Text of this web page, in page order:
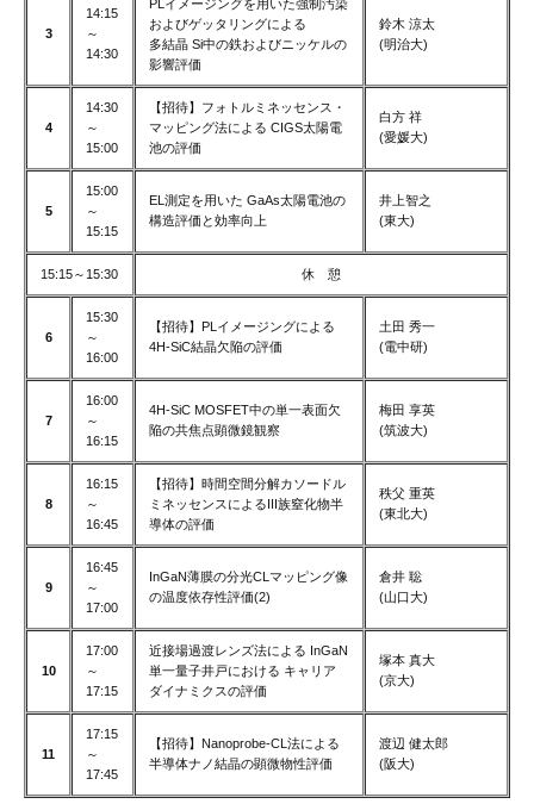
3
14:15
～
14:30
PLイメージングを用いた強制汚染
およびゲッタリングによる
多結晶 Si中の鉄およびニッケルの
影響評価
鈴木 涼太
(明治大)
4
14:30
～
15:00
【招待】フォトルミネッセンス・
マッピング法による CIGS太陽電
池の評価
白方 祥
(愛媛大)
5
15:00
～
15:15
EL測定を用いた GaAs太陽電池の
構造評価と効率向上
井上智之
(東大)
15:15～15:30 休 憩
6
15:30
～
16:00
【招待】PLイメージングによる
4H-SiC結晶欠陥の評価
土田 秀一
(電中研)
7
16:00
～
16:15
4H-SiC MOSFET中の単一表面欠
陥の共焦点顕微鏡観察
梅田 享英
(筑波大)
8
16:15
～
16:45
【招待】時間空間分解カソードル
ミネッセンスによるIII族窒化物半
導体の評価
秩父 重英
(東北大)
9
16:45
～
17:00
InGaN薄膜の分光CLマッピング像
の温度依存性評価(2)
倉井 聡
(山口大)
10
17:00
～
17:15
近接場過渡レンズ法による InGaN
単一量子井戸における キャリア
ダイナミクスの評価
塚本 真大
(京大)
11
17:15
～
17:45
【招待】Nanoprobe-CL法による
半導体ナノ結晶の顕微物性評価
渡辺 健太郎
(阪大)